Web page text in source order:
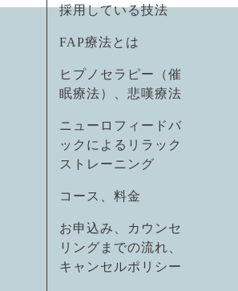
採用している技法
FAP療法とは
ヒプノセラピー（催
眠療法）、悲嘆療法
ニューロフィードバ
ックによるリラック
ストレーニング
コース、料金
お申込み、カウンセ
リングまでの流れ、
キャンセルポリシー